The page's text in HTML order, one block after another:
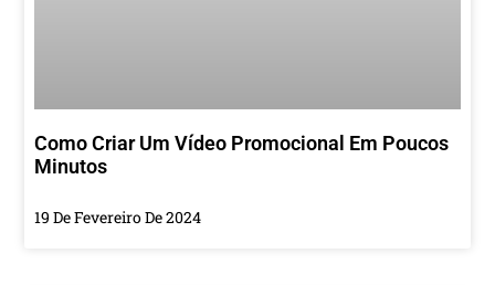
Como Criar Um Vídeo Promocional Em Poucos
Minutos
19 De Fevereiro De 2024